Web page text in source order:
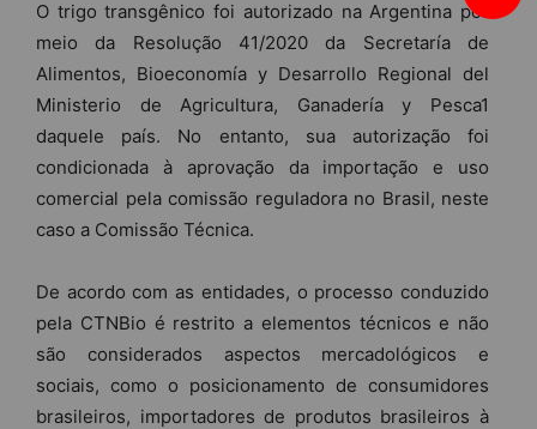
O trigo transgênico foi autorizado na Argentina por
meio da Resolução 41/2020 da Secretaría de
Alimentos, Bioeconomía y Desarrollo Regional del
Ministerio de Agricultura, Ganadería y Pesca1
daquele país. No entanto, sua autorização foi
condicionada à aprovação da importação e uso
comercial pela comissão reguladora no Brasil, neste
caso a Comissão Técnica.
De acordo com as entidades, o processo conduzido
pela CTNBio é restrito a elementos técnicos e não
são considerados aspectos mercadológicos e
sociais, como o posicionamento de consumidores
brasileiros, importadores de produtos brasileiros à